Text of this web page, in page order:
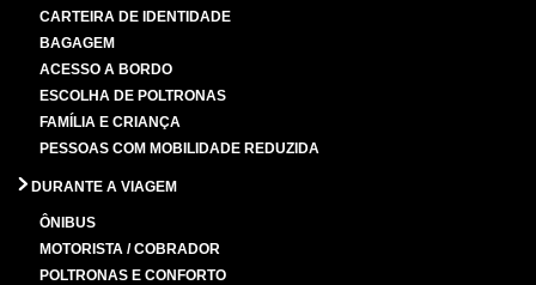
CARTEIRA DE IDENTIDADE
BAGAGEM
ACESSO A BORDO
ESCOLHA DE POLTRONAS
FAMÍLIA E CRIANÇA
PESSOAS COM MOBILIDADE REDUZIDA
DURANTE A VIAGEM
ÔNIBUS
MOTORISTA / COBRADOR
POLTRONAS E CONFORTO